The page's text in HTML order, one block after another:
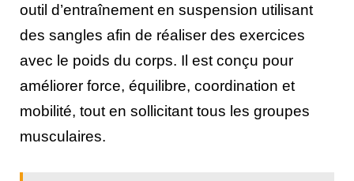
outil d’entraînement en suspension utilisant
des sangles afin de réaliser des exercices
avec le poids du corps. Il est conçu pour
améliorer force, équilibre, coordination et
mobilité, tout en sollicitant tous les groupes
musculaires.